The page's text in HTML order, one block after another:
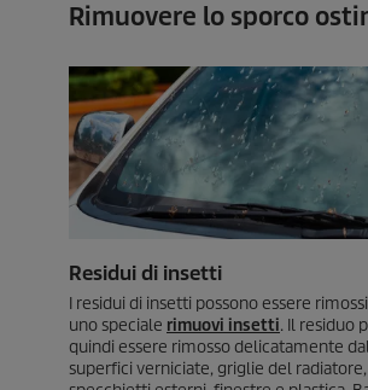
Rimuovere lo sporco
Residui di insetti
I residui di insetti possono essere
uno speciale rimuovi insetti. Il residuo
quindi essere rimosso delicatamente
superfici verniciate, griglie del radiatore,